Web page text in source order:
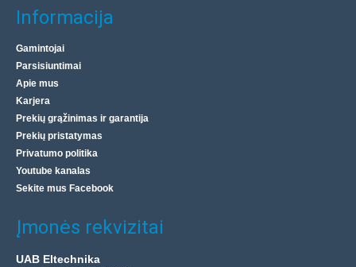
Informacija
Gamintojai
Parsisiuntimai
Apie mus
Karjera
Prekių grąžinimas ir garantija
Prekių pristatymas
Privatumo politika
Youtube kanalas
Sekite mus Facebook
Įmonės rekvizitai
UAB Eltechnika